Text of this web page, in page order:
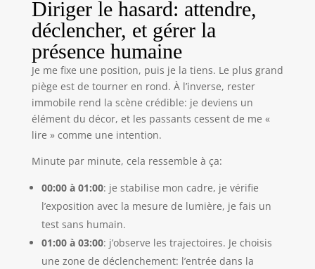
Diriger le hasard: attendre,
déclencher, et gérer la
présence humaine
Je me fixe une position, puis je la tiens. Le plus grand
piège est de tourner en rond. À l’inverse, rester
immobile rend la scène crédible: je deviens un
élément du décor, et les passants cessent de me «
lire » comme une intention.
Minute par minute, cela ressemble à ça:
00:00 à 01:00: je stabilise mon cadre, je vérifie
l’exposition avec la mesure de lumière, je fais un
test sans humain.
01:00 à 03:00: j’observe les trajectoires. Je choisis
une zone de déclenchement: l’entrée dans la